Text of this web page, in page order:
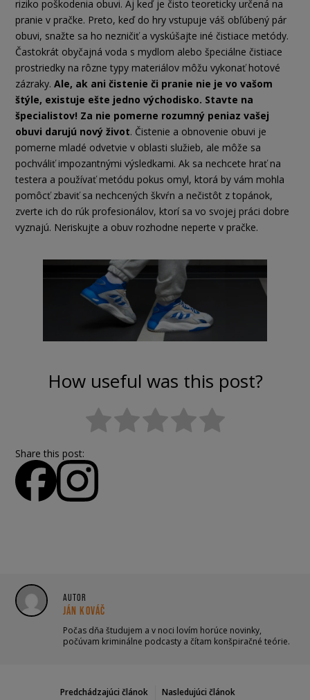
riziko poškodenia obuvi. Aj keď je čisto teoreticky určená na
pranie v pračke. Preto, keď do hry vstupuje váš obľúbený pár
obuvi, snažte sa ho nezničiť a vyskúšajte iné čistiace metódy.
Častokrát obyčajná voda s mydlom alebo špeciálne čistiace
prostriedky na rôzne typy materiálov môžu vykonať hotové
zázraky. Ale, ak ani čistenie či pranie nie je vo vašom
štýle, existuje ešte jedno východisko. Stavte na
špecialistov! Za nie pomerne rozumný peniaz vašej
obuvi darujú nový život. Čistenie a obnovenie obuvi je
pomerne mladé odvetvie v oblasti služieb, ale môže sa
pochváliť impozantnými výsledkami. Ak sa nechcete hrať na
testera a používať metódu pokus omyl, ktorá by vám mohla
pomôcť zbaviť sa nechcených škvŕn a nečistôt z topánok,
zverte ich do rúk profesionálov, ktorí sa vo svojej práci dobre
vyznajú. Neriskujte a obuv rozhodne neperte v pračke.
How useful was this post?
Share this post:
AUTOR
JÁN KOVÁČ
Počas dňa študujem a v noci lovím horúce novinky,
počúvam kriminálne podcasty a čítam konšpiračné teórie.
Predchádzajúci článok
Nasledujúci článok